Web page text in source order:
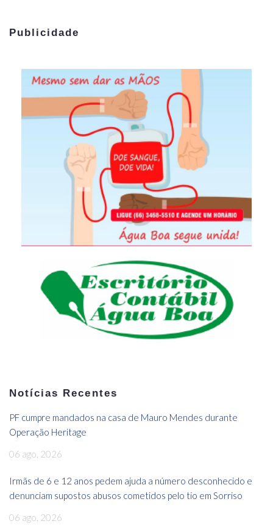
Publicidade
Notícias Recentes
PF cumpre mandados na casa de Mauro Mendes durante
Operação Heritage
06 ago, 2026
Irmãs de 6 e 12 anos pedem ajuda a número desconhecido e
denunciam supostos abusos cometidos pelo tio em Sorriso
06 ago, 2026